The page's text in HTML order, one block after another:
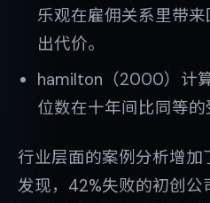
乐观在雇佣关系里带
出代价。
hamilton（2000）计
位数在十年间比同等的
行业层面的案例分析增
发现，42%失败的初创公